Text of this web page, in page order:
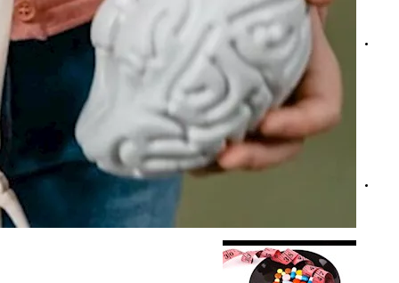
حسام موافي: عدم علاج الكوليسترول خطر على شرايين هذا
حسام موافي يؤكد: هذه أبرز الهرمونات التي تؤثر على الكلى